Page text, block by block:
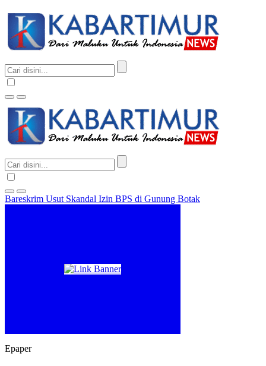
Bareskrim Usut Skandal Izin BPS di Gunung Botak
Epaper